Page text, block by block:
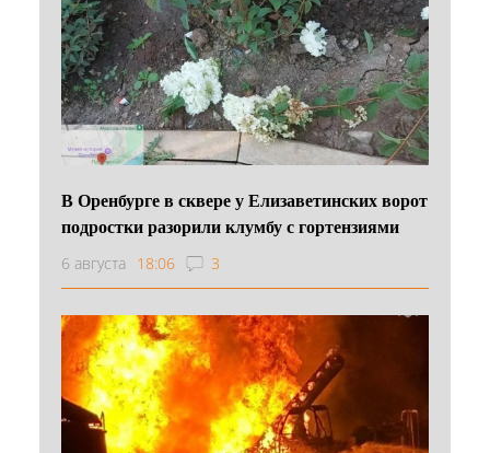
В Оренбурге в сквере у Елизаветинских ворот
подростки разорили клумбу с гортензиями
6 августа 18:06 3